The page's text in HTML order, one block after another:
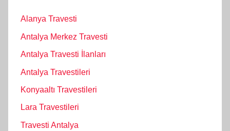
Alanya Travesti
Antalya Merkez Travesti
Antalya Travesti İlanları
Antalya Travestileri
Konyaaltı Travestileri
Lara Travestileri
Travesti Antalya